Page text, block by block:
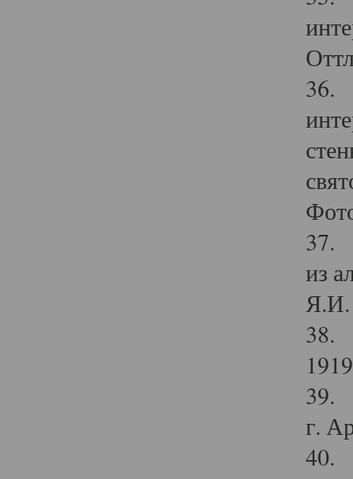
36.
37.
из
Я.И.
38.
39.
г.
40.